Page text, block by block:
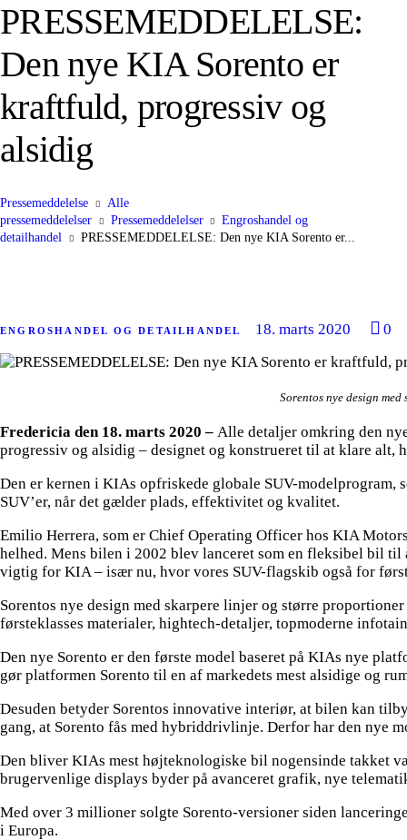
PRESSEMEDDELELSE:
Den nye KIA Sorento er
kraftfuld, progressiv og
alsidig
Pressemeddelelse
Alle
pressemeddelelser
Pressemeddelelser
Engroshandel og
detailhandel
PRESSEMEDDELELSE: Den nye KIA Sorento er...
ENGROSHANDEL OG DETAILHANDEL 18. marts 2020 0
Sorentos nye design
Fredericia den 18. marts 2020 – Alle detaljer omkring den
progressiv og alsidig – designet og konstrueret til at klare alt,
Den er kernen i KIAs opfriskede globale SUV-modelprogram,
SUV’er, når det gælder plads, effektivitet og kvalitet.
Emilio Herrera, som er Chief Operating Officer hos KIA
helhed. Mens bilen i 2002 blev lanceret som en fleksibel bil
vigtig for KIA – især nu, hvor vores SUV-flagskib også for
Sorentos nye design med skarpere linjer og større
førsteklasses materialer, hightech-detaljer, topmoderne
Den nye Sorento er den første model baseret på KIAs nye
gør platformen Sorento til en af markedets mest alsidige og
Desuden betyder Sorentos innovative interiør, at bilen kan
gang, at Sorento fås med hybriddrivlinje. Derfor har den nye
Den bliver KIAs mest højteknologiske bil nogensinde takket
brugervenlige displays byder på avanceret grafik, nye
Med over 3 millioner solgte Sorento-versioner siden
i Europa.